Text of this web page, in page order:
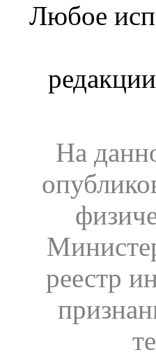
Любое
На
реестр